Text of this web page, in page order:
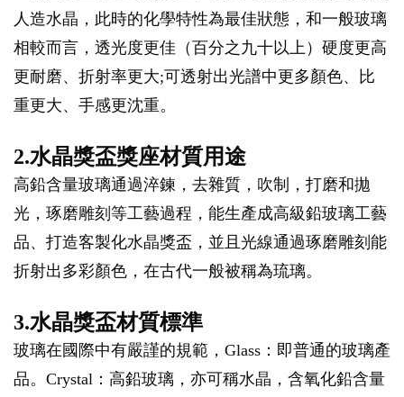
人造水晶，此時的化學特性為最佳狀態，和一般玻璃
相較而言，透光度更佳（百分之九十以上）硬度更高
更耐磨、折射率更大;可透射出光譜中更多顏色、比
重更大、手感更沈重。
2.水晶獎盃獎座材質用途
高鉛含量玻璃通過淬鍊，去雜質，吹制，打磨和拋
光，琢磨雕刻等工藝過程，能生產成高級鉛玻璃工藝
品、打造客製化水晶獎盃，並且光線通過琢磨雕刻能
折射出多彩顏色，在古代一般被稱為琉璃。
3.水晶獎盃材質標準
玻璃在國際中有嚴謹的規範，Glass：即普通的玻璃產
品。Crystal：高鉛玻璃，亦可稱水晶，含氧化鉛含量